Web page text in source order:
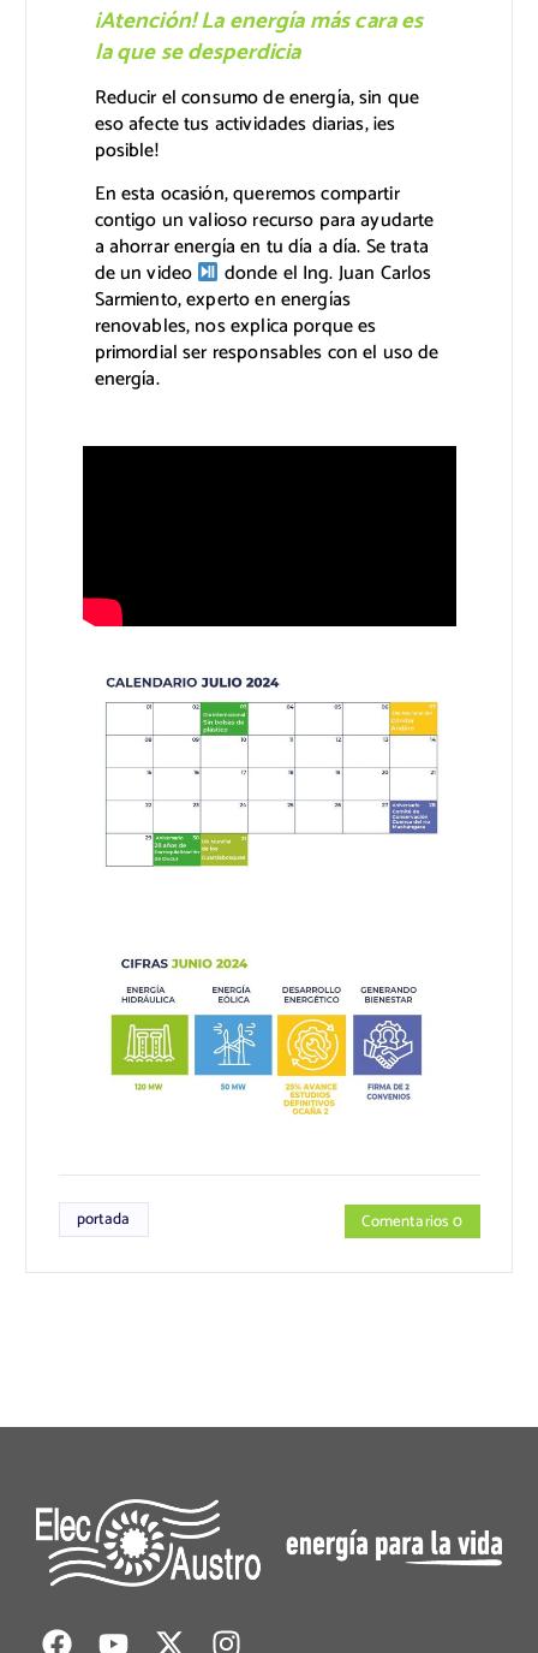
¡Atención! La energía más cara es
la que se desperdicia
Reducir el consumo de energía, sin que
eso afecte tus actividades diarias, ¡es
posible!
En esta ocasión, queremos compartir
contigo un valioso recurso para ayudarte
a ahorrar energía en tu día a día. Se trata
de un video
donde el Ing. Juan Carlos
Sarmiento, experto en energías
renovables, nos explica porque es
primordial ser responsables con el uso de
energía.
portada Comentarios 0